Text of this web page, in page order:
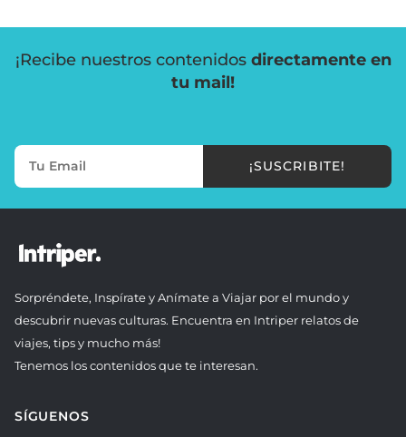
¡Recibe nuestros contenidos directamente en
tu mail!
¡SUSCRIBITE!
Sorpréndete, Inspírate y Anímate a Viajar por el mundo y
descubrir nuevas culturas. Encuentra en Intriper relatos de
viajes, tips y mucho más!
Tenemos los contenidos que te interesan.
SÍGUENOS